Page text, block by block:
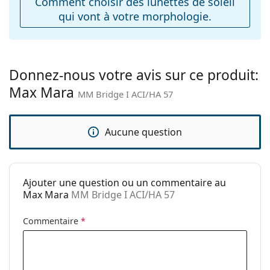
l'entretien des lunettes de soleil. Certains modèles
peuvent être livrés avec un sac en tissu au lieu d'un
chiffon.
découvrir d'autres modèles de marques populaires.
Accessoires
Étui:
Oui
Tissu de
Oui
Autres
Sexe:
Pour femmes
Catégorie:
Lunettes de soleil
Max Mara
Code:
MM Bridge I ACI/HA 57
qui vont à votre morphologie.
Donnez-nous votre avis sur ce produit:
Max Mara MM Bridge I ACI/HA 57
Aucune question
Ajouter une question ou un commentaire au
Max Mara MM Bridge I ACI/HA 57
Commentaire *